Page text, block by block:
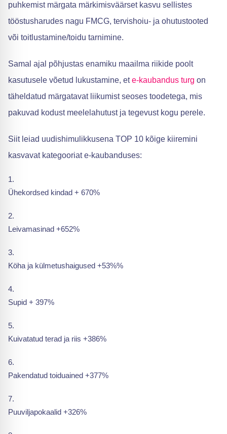
puhkemist märgata märkimisväärset kasvu sellistes
tööstusharudes nagu FMCG, tervishoiu- ja ohutustooted
või toitlustamine/toidu tarnimine.
Samal ajal põhjustas enamiku maailma riikide poolt
kasutusele võetud lukustamine, ete-kaubandus turg on
täheldatud märgatavat liikumist seoses toodetega, mis
pakuvad kodust meelelahutust ja tegevust kogu perele.
Siit leiad uudishimulikkusena TOP 10 kõige kiiremini
kasvavat kategooriat e-kaubanduses:
Ühekordsed kindad + 670%
Leivamasinad +652%
Köha ja külmetushaigused +53%%
Supid + 397%
Kuivatatud terad ja riis +386%
Pakendatud toiduained +377%
Puuviljapokaalid +326%